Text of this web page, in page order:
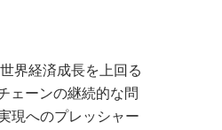
界経済成長を上回る
ェーンの継続的な問
現へのプレッシャー